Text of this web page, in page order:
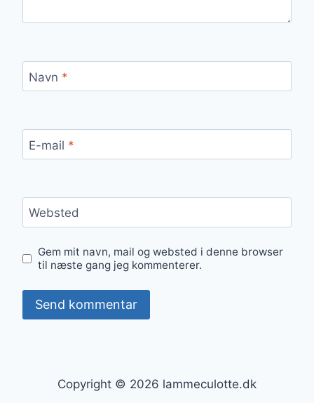
Navn *
E-mail *
Websted
Gem mit navn, mail og websted i denne browser
til næste gang jeg kommenterer.
Copyright © 2026 lammeculotte.dk